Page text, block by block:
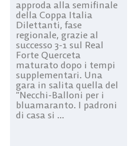
approda alla semifinale
della Coppa Italia
Dilettanti, fase
regionale, grazie al
successo 3-1 sul Real
Forte Querceta
maturato dopo i tempi
supplementari. Una
gara in salita quella del
“Necchi-Balloni per i
bluamaranto. I padroni
di casa si ...